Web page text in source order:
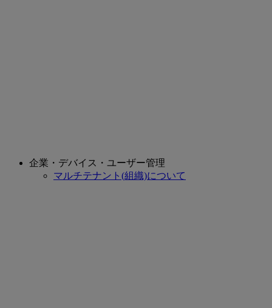
企業・デバイス・ユーザー管理
マルチテナント(組織)について